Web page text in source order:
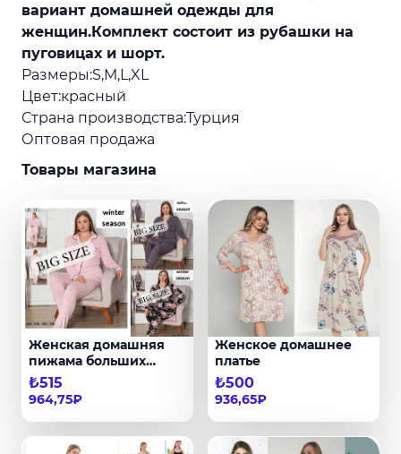
вариант домашней одежды для
женщин.Комплект состоит из рубашки на
пуговицах и шорт.
Размеры:S,M,L,XL
Цвет:красный
Страна производства:Турция
Оптовая продажа
Товары магазина
Женская домашняя
пижама больших
размеров
₺515
964,75₽
Женское домашнее
платье
₺500
936,65₽